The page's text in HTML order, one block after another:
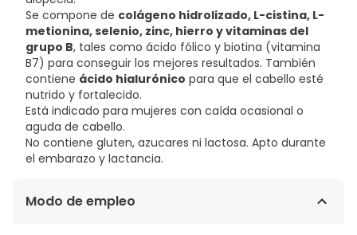
Se compone de colágeno hidrolizado, L-cistina, L-
metionina, selenio, zinc, hierro y vitaminas del
grupo B, tales como ácido fólico y biotina (vitamina
B7) para conseguir los mejores resultados. También
contiene ácido hialurónico para que el cabello esté
nutrido y fortalecido.
Está indicado para mujeres con caída ocasional o
aguda de cabello.
No contiene gluten, azucares ni lactosa. Apto durante
el embarazo y lactancia.
Modo de empleo